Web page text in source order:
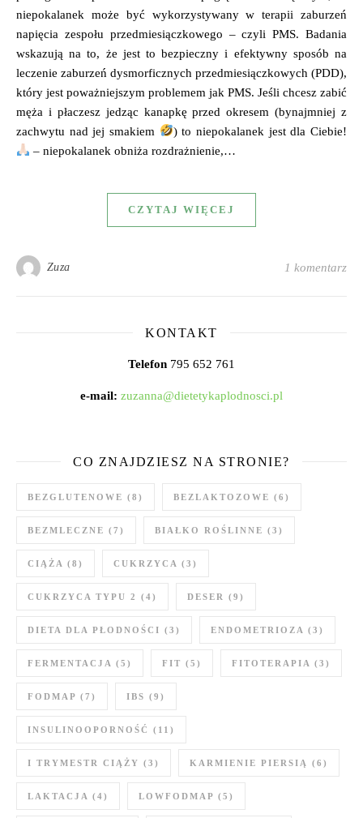
niepokalanek może być wykorzystywany w terapii zaburzeń
napięcia zespołu przedmiesiączkowego – czyli PMS. Badania
wskazują na to, że jest to bezpieczny i efektywny sposób na
leczenie zaburzeń dysmorficznych przedmiesiączkowych (PDD),
który jest poważniejszym problemem jak PMS. Jeśli chcesz zabić
męża i płaczesz jedząc kanapkę przed okresem (bynajmniej z
zachwytu nad jej smakiem
) to niepokalanek jest dla Ciebie!
– niepokalanek obniża rozdrażnienie,…
CZYTAJ WIĘCEJ
Zuza 1 komentarz
KONTAKT
Telefon 795 652 761
e-mail: zuzanna@dietetykaplodnosci.pl
CO ZNAJDZIESZ NA STRONIE?
BEZGLUTENOWE (8) BEZLAKTOZOWE (6)
BEZMLECZNE (7) BIAŁKO ROŚLINNE (3)
CIĄŻA (8) CUKRZYCA (3)
CUKRZYCA TYPU 2 (4) DESER (9)
DIETA DLA PŁODNOŚCI (3) ENDOMETRIOZA (3)
FERMENTACJA (5) FIT (5) FITOTERAPIA (3)
FODMAP (7) IBS (9)
INSULINOOPORNOŚĆ (11)
I TRYMESTR CIĄŻY (3) KARMIENIE PIERSIĄ (6)
LAKTACJA (4) LOWFODMAP (5)